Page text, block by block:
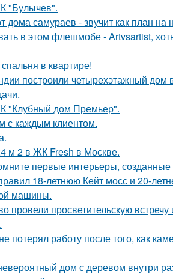
"Булычев".
дома самураев - звучит как план на
в этом флешмобе - Artvsartist,
в квартире!
построили четырехэтажный
"Клубный дом Премьер".
с каждым клиентом.
м 2 в ЖК Fresh в Москве.
первые интерьеры,
18-летнюю Кейт мосс и 20-
машины.
провели просветительскую
потерял работу после того, как
дом с деревом внутри